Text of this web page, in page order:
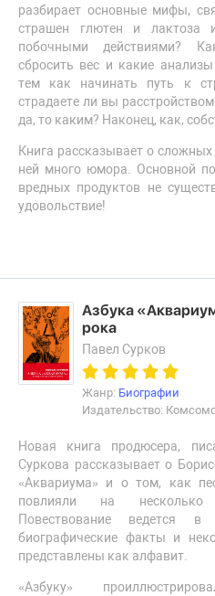
разбирает основные мифы,
страшен глютен и
побочными действиями?
сбросить вес и какие
тем как начинать путь к
страдаете ли вы
да, то каким? Наконец, как,
Книга рассказывает о
ней много юмора. Основной
вредных продуктов не
удовольствие!
Азбука
рока
Павел Сурков
Жанр: Биографии
Издательство:
Новая книга продюсера,
Суркова рассказывает о
«Аквариума» и о том, как
повлияли на несколько
Повествование ведется
биографические факты и
представлены как алфавит.
«Азбуку»